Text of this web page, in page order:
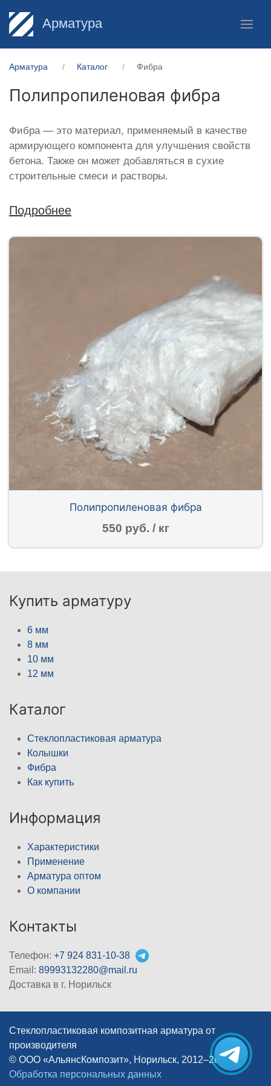
Арматура
Арматура Каталог Фибра
Полипропиленовая фибра
Фибра — это материал, применяемый в качестве
армирующего компонента для улучшения свойств
бетона. Также он может добавляться в сухие
строительные смеси и растворы.
Подробнее
Полипропиленовая фибра
550 руб. / кг
Купить арматуру
6 мм
8 мм
10 мм
12 мм
Каталог
Стеклопластиковая арматура
Колышки
Фибра
Как купить
Информация
Характеристики
Применение
Арматура оптом
О компании
Контакты
Телефон: +7 924 831-10-38
Email: 89993132280@mail.ru
Доставка в г. Норильск
Стеклопластиковая композитная арматура от
производителя
© ООО «АльянсКомпозит», Норильск, 2012–2026
Обработка персональных данных